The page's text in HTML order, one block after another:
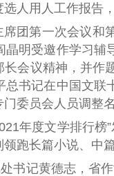
人用人工作报告
团第一次会议
晶明受邀作学习辅
会议精神，并作
总书记在中国文
委员会人员调整
年度文学排行榜”
领跑长篇小说、中
书记黄德志，省